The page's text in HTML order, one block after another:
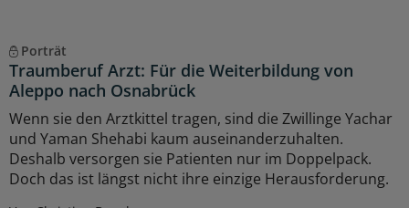
Porträt
Traumberuf Arzt: Für die Weiterbildung von
Aleppo nach Osnabrück
Wenn sie den Arztkittel tragen, sind die Zwillinge Yachar
und Yaman Shehabi kaum auseinanderzuhalten.
Deshalb versorgen sie Patienten nur im Doppelpack.
Doch das ist längst nicht ihre einzige Herausforderung.